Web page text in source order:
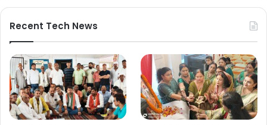
Recent Tech News